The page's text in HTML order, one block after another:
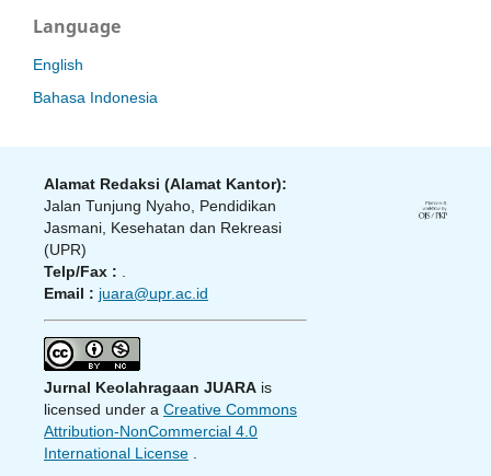
Language
English
Bahasa Indonesia
Alamat Redaksi (Alamat Kantor):
Jalan Tunjung Nyaho, Pendidikan
Jasmani, Kesehatan dan Rekreasi
(UPR)
Telp/Fax : .
Email : juara@upr.ac.id
Jurnal Keolahragaan JUARAis
licensed under a Creative Commons
Attribution-NonCommercial 4.0
International License.